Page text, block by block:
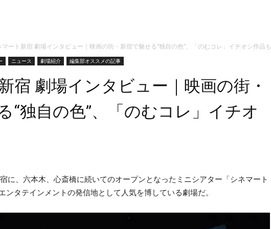
マート新宿 劇場インタビュー｜映画の街・新宿で魅せる“独自の色”、「のむコレ」イチオシ作品も
ニュース 劇場紹介 編集部オススメの記事
宿 劇場インタビュー｜映画の街・
“独自の色”、「のむコレ」イチオ
に、六本木、心斎橋に続いてのオープンとなったミニシアター「シネマート
ンタテインメントの発信地として人気を博している劇場だ。